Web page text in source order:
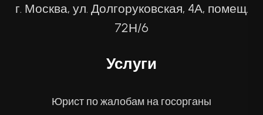
г. Москва, ул. Долгоруковская, 4А, помещ.
72Н/6
Услуги
Юрист по жалобам на госорганы